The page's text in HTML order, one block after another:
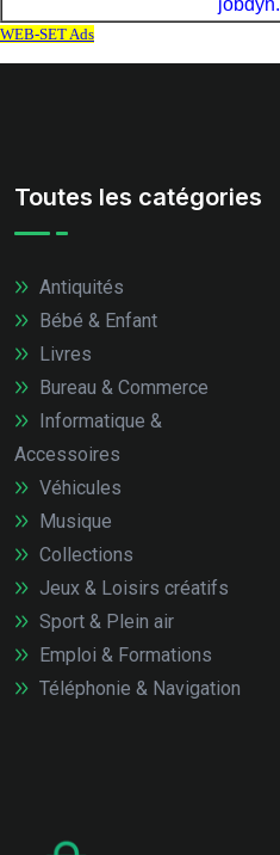
Toutes les catégories
Antiquités
Bébé & Enfant
Livres
Bureau & Commerce
Informatique &
Accessoires
Véhicules
Musique
Collections
Jeux & Loisirs créatifs
Sport & Plein air
Emploi & Formations
Téléphonie & Navigation